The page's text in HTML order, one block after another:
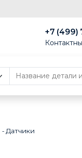
+7 (499)
- Датчики